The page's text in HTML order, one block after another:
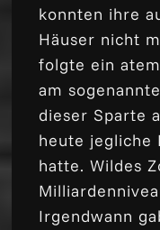
konnten ihre
Häuser nicht
folgte ein
am
dieser Sparte
heute jegliche
hatte. Wildes
Irgendwann